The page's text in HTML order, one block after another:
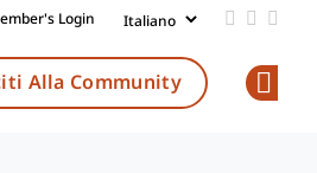
Login Add us
Follow
Alla Community